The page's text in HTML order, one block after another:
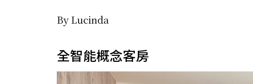
By Lucinda
全智能概念客房